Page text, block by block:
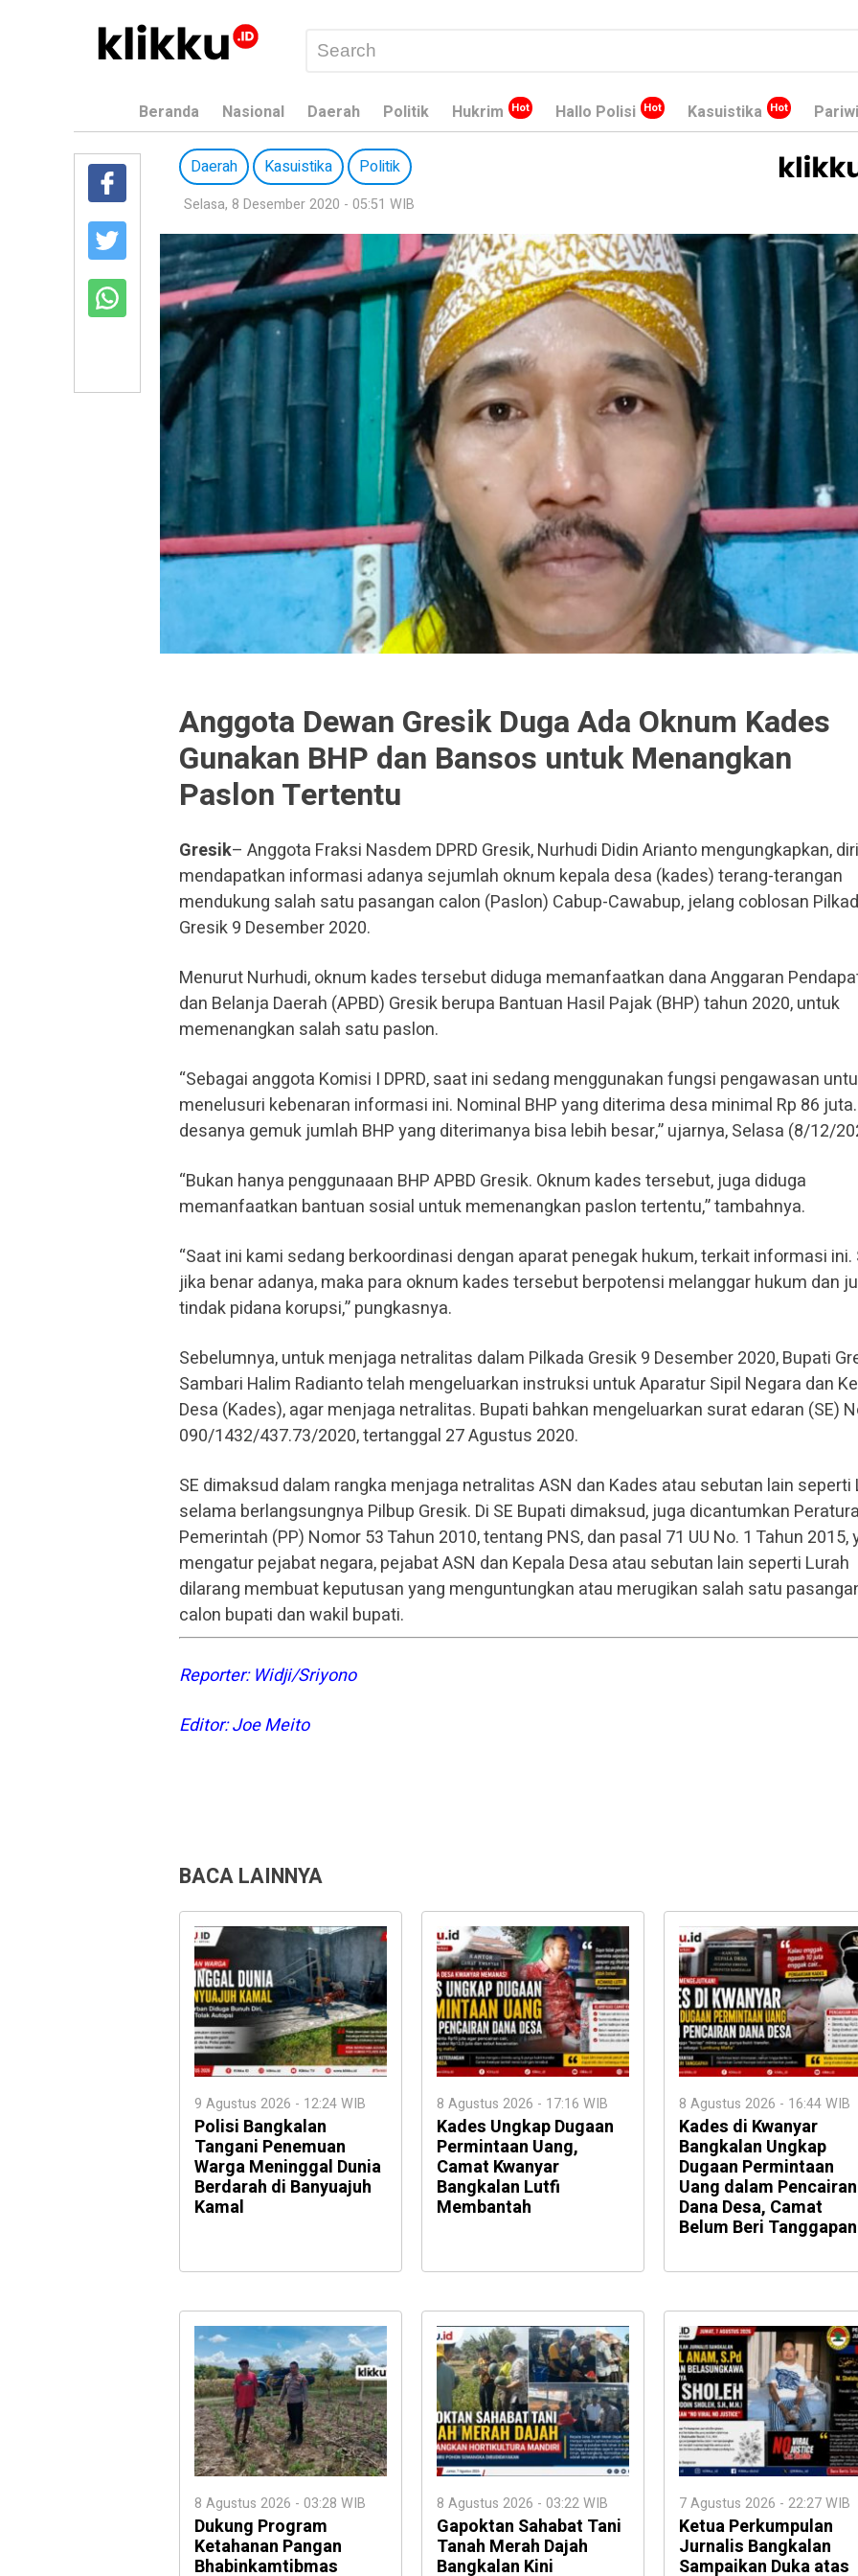
Beranda Nasional Daerah Politik Hukrim Hallo Polisi Kasuistika
Daerah Kasuistika Politik
Selasa, 8 Desember 2020 - 05:51 WIB
Anggota Dewan Gresik Duga Ada Oknum Kades
Gunakan BHP dan Bansos untuk Menangkan
Paslon Tertentu
Gresik– Anggota Fraksi Nasdem DPRD Gresik, Nurhudi Didin Arianto mengungkapkan,
mendapatkan informasi adanya sejumlah oknum kepala desa (kades) terang-terangan
mendukung salah satu pasangan calon (Paslon) Cabup-Cawabup, jelang coblosan
Gresik 9 Desember 2020.
Menurut Nurhudi, oknum kades tersebut diduga memanfaatkan dana Anggaran
dan Belanja Daerah (APBD) Gresik berupa Bantuan Hasil Pajak (BHP) tahun 2020, untuk
memenangkan salah satu paslon.
“Sebagai anggota Komisi I DPRD, saat ini sedang menggunakan fungsi pengawasan
menelusuri kebenaran informasi ini. Nominal BHP yang diterima desa minimal Rp 86
desanya gemuk jumlah BHP yang diterimanya bisa lebih besar,” ujarnya, Selasa (8/12/
“Bukan hanya penggunaaan BHP APBD Gresik. Oknum kades tersebut, juga diduga
memanfaatkan bantuan sosial untuk memenangkan paslon tertentu,” tambahnya.
“Saat ini kami sedang berkoordinasi dengan aparat penegak hukum, terkait informasi ini.
jika benar adanya, maka para oknum kades tersebut berpotensi melanggar hukum dan
tindak pidana korupsi,” pungkasnya.
Sebelumnya, untuk menjaga netralitas dalam Pilkada Gresik 9 Desember 2020, Bupati
Sambari Halim Radianto telah mengeluarkan instruksi untuk Aparatur Sipil Negara dan
Desa (Kades), agar menjaga netralitas. Bupati bahkan mengeluarkan surat edaran (SE)
090/1432/437.73/2020, tertanggal 27 Agustus 2020.
SE dimaksud dalam rangka menjaga netralitas ASN dan Kades atau sebutan lain seperti
selama berlangsungnya Pilbup Gresik. Di SE Bupati dimaksud, juga dicantumkan
Pemerintah (PP) Nomor 53 Tahun 2010, tentang PNS, dan pasal 71 UU No. 1 Tahun 2015,
mengatur pejabat negara, pejabat ASN dan Kepala Desa atau sebutan lain seperti Lurah
dilarang membuat keputusan yang menguntungkan atau merugikan salah satu
calon bupati dan wakil bupati.
Reporter: Widji/Sriyono
Editor: Joe Meito
BACA LAINNYA
9 Agustus 2026 - 12:24 WIB
Polisi Bangkalan
Tangani Penemuan
Warga Meninggal Dunia
Berdarah di Banyuajuh
Kamal
8 Agustus 2026 - 17:16 WIB
Kades Ungkap Dugaan
Permintaan Uang,
Camat Kwanyar
Bangkalan Lutfi
Membantah
8 Agustus 2026 - 16:44 WIB
Kades di Kwanyar
Bangkalan Ungkap
Dugaan Permintaan
Uang dalam Pencairan
Dana Desa, Camat
Belum Beri Tanggapan
8 Agustus 2026 - 03:28 WIB
Dukung Program
Ketahanan Pangan
Bhabinkamtibmas
8 Agustus 2026 - 03:22 WIB
Gapoktan Sahabat Tani
Tanah Merah Dajah
Bangkalan Kini
7 Agustus 2026 - 22:27 WIB
Ketua Perkumpulan
Jurnalis Bangkalan
Sampaikan Duka atas